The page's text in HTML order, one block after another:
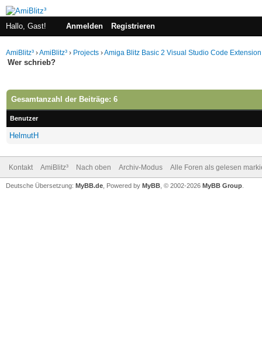
Hallo, Gast! Anmelden Registrieren
AmiBlitz³ ›AmiBlitz³ › Projects ›Amiga Blitz Basic 2 Visual Studio Code Extension
Wer schrieb?
Gesamtanzahl der Beiträge: 6
Benutzer
HelmutH
Kontakt AmiBlitz³ Nach oben Archiv-Modus Alle Foren als gelesen
Deutsche Übersetzung: MyBB.de , Powered by MyBB , © 2002-2026 MyBB Group